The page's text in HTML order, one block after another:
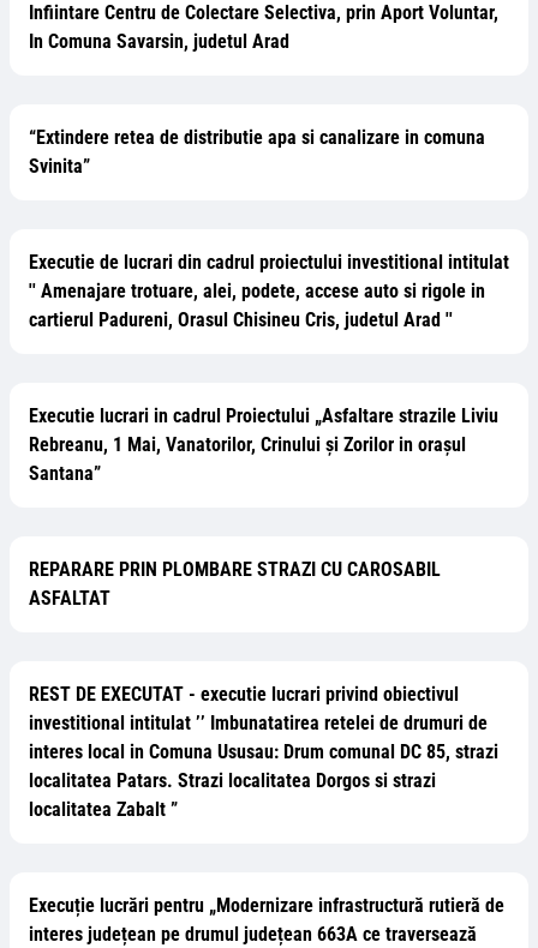
Infiintare Centru de Colectare Selectiva, prin Aport Voluntar,
In Comuna Savarsin, judetul Arad
“Extindere retea de distributie apa si canalizare in comuna
Svinita”
Executie de lucrari din cadrul proiectului investitional intitulat
'' Amenajare trotuare, alei, podete, accese auto si rigole in
cartierul Padureni, Orasul Chisineu Cris, judetul Arad ''
Executie lucrari in cadrul Proiectului „Asfaltare strazile Liviu
Rebreanu, 1 Mai, Vanatorilor, Crinului și Zorilor in orașul
Santana”
REPARARE PRIN PLOMBARE STRAZI CU CAROSABIL
ASFALTAT
REST DE EXECUTAT - executie lucrari privind obiectivul
investitional intitulat ’’ Imbunatatirea retelei de drumuri de
interes local in Comuna Ususau: Drum comunal DC 85, strazi
localitatea Patars. Strazi localitatea Dorgos si strazi
localitatea Zabalt ”
Execuție lucrări pentru „Modernizare infrastructură rutieră de
interes județean pe drumul județean 663A ce traversează